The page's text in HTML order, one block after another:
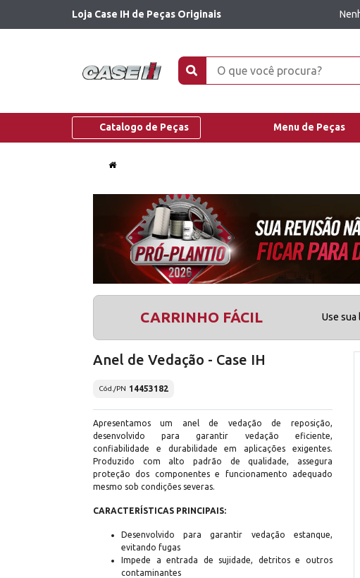
Loja Case IH de Peças Originais
Catalogo de Peças Menu de Peças
CARRINHO FÁCIL Use
Anel de Vedação - Case IH
Cód./PN 14453182
Apresentamos um anel de vedação de reposição,
desenvolvido para garantir vedação eficiente,
confiabilidade e durabilidade em aplicações exigentes.
Produzido com alto padrão de qualidade, assegura
proteção dos componentes e funcionamento adequado
mesmo sob condições severas.
CARACTERÍSTICAS PRINCIPAIS:
Desenvolvido para garantir vedação estanque,
evitando fugas
Impede a entrada de sujidade, detritos e outros
contaminantes